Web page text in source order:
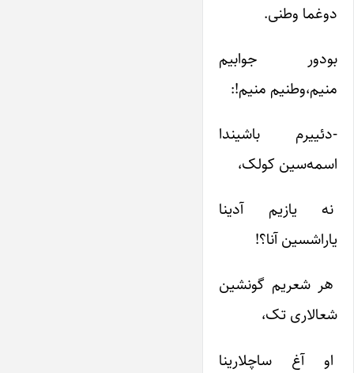
دوغما وطنی‌.
بودور جوابیم‌
منیم‌،وطنیم‌ منیم‌!:
-دئییرم‌ باشیندا
اسمه‌سین‌ کولک‌،
نه‌ یازیم‌ آدینا
یاراشسین‌ آنا؟!
هر شعریم‌ گونشین‌
شعالاری‌ تک‌،
او آغ‌ ساچلارینا